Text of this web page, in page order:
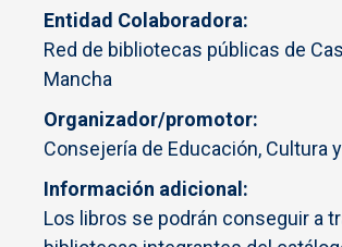
Entidad Colaboradora
Red de bibliotecas públicas de
Mancha
Organizador/promotor
Consejería de Educación, Cultura
Información adicional
Los libros se podrán conseguir a